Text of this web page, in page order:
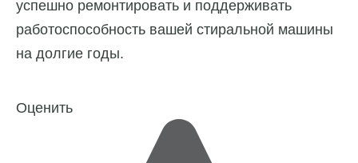
успешно ремонтировать и поддерживать
работоспособность вашей стиральной машины
на долгие годы.
Оценить